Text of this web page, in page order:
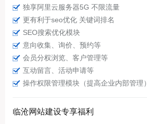
独享阿里云服务器5G 不限流量
更有利于seo优化 关键词排名
SEO搜索优化模块
意向收集、询价、预约等
会员分权浏览、客户管理等
互动留言、活动申请等
操作权限管理模块（提高企业内部管理）
临沧网站建设专享福利